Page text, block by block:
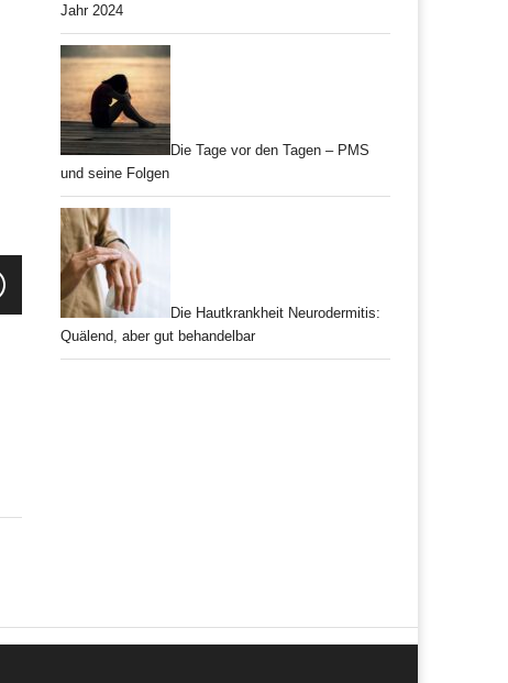
Jahr 2024
Die Tage vor den Tagen – PMS
und seine Folgen
Die Hautkrankheit Neurodermitis:
Quälend, aber gut behandelbar